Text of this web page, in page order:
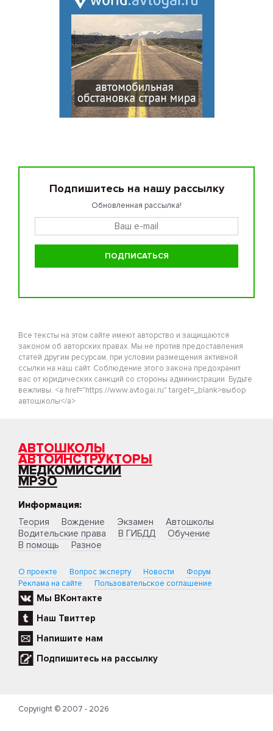
Подпишитесь на нашу рассылку
Обновленная рассылка!
Все тексты на этом сайте имеют авторство и защищаются
законом об авторских правах. Мы не против предоставления
статей другим ресурсам, при условии размещения активной
ссылки на наш сайт. Соблюдение этого закона предохранит
вас от юридических санкций со стороны администрации. Будьте
вежливы. <a href="https://www.avtogai.ru" target=_blank>выбор
автошколы</a>
АВТОШКОЛЫ
АВТОИНСТРУКТОРЫ
МЕДКОМИССИИ
МРЭО
Информация:
Теория
Вождение Экзамен
Автошколы
Водительские права
В ГИБДД
Обучение
В помощь
Разное
О проекте Вопрос эксперту Новости
Форум
Реклама на сайте
Пользовательское соглашение
Мы ВКонтакте
Наш Твиттер
Напишите нам
Подпишитесь на рассылку
Copyright © 2007 - 2026